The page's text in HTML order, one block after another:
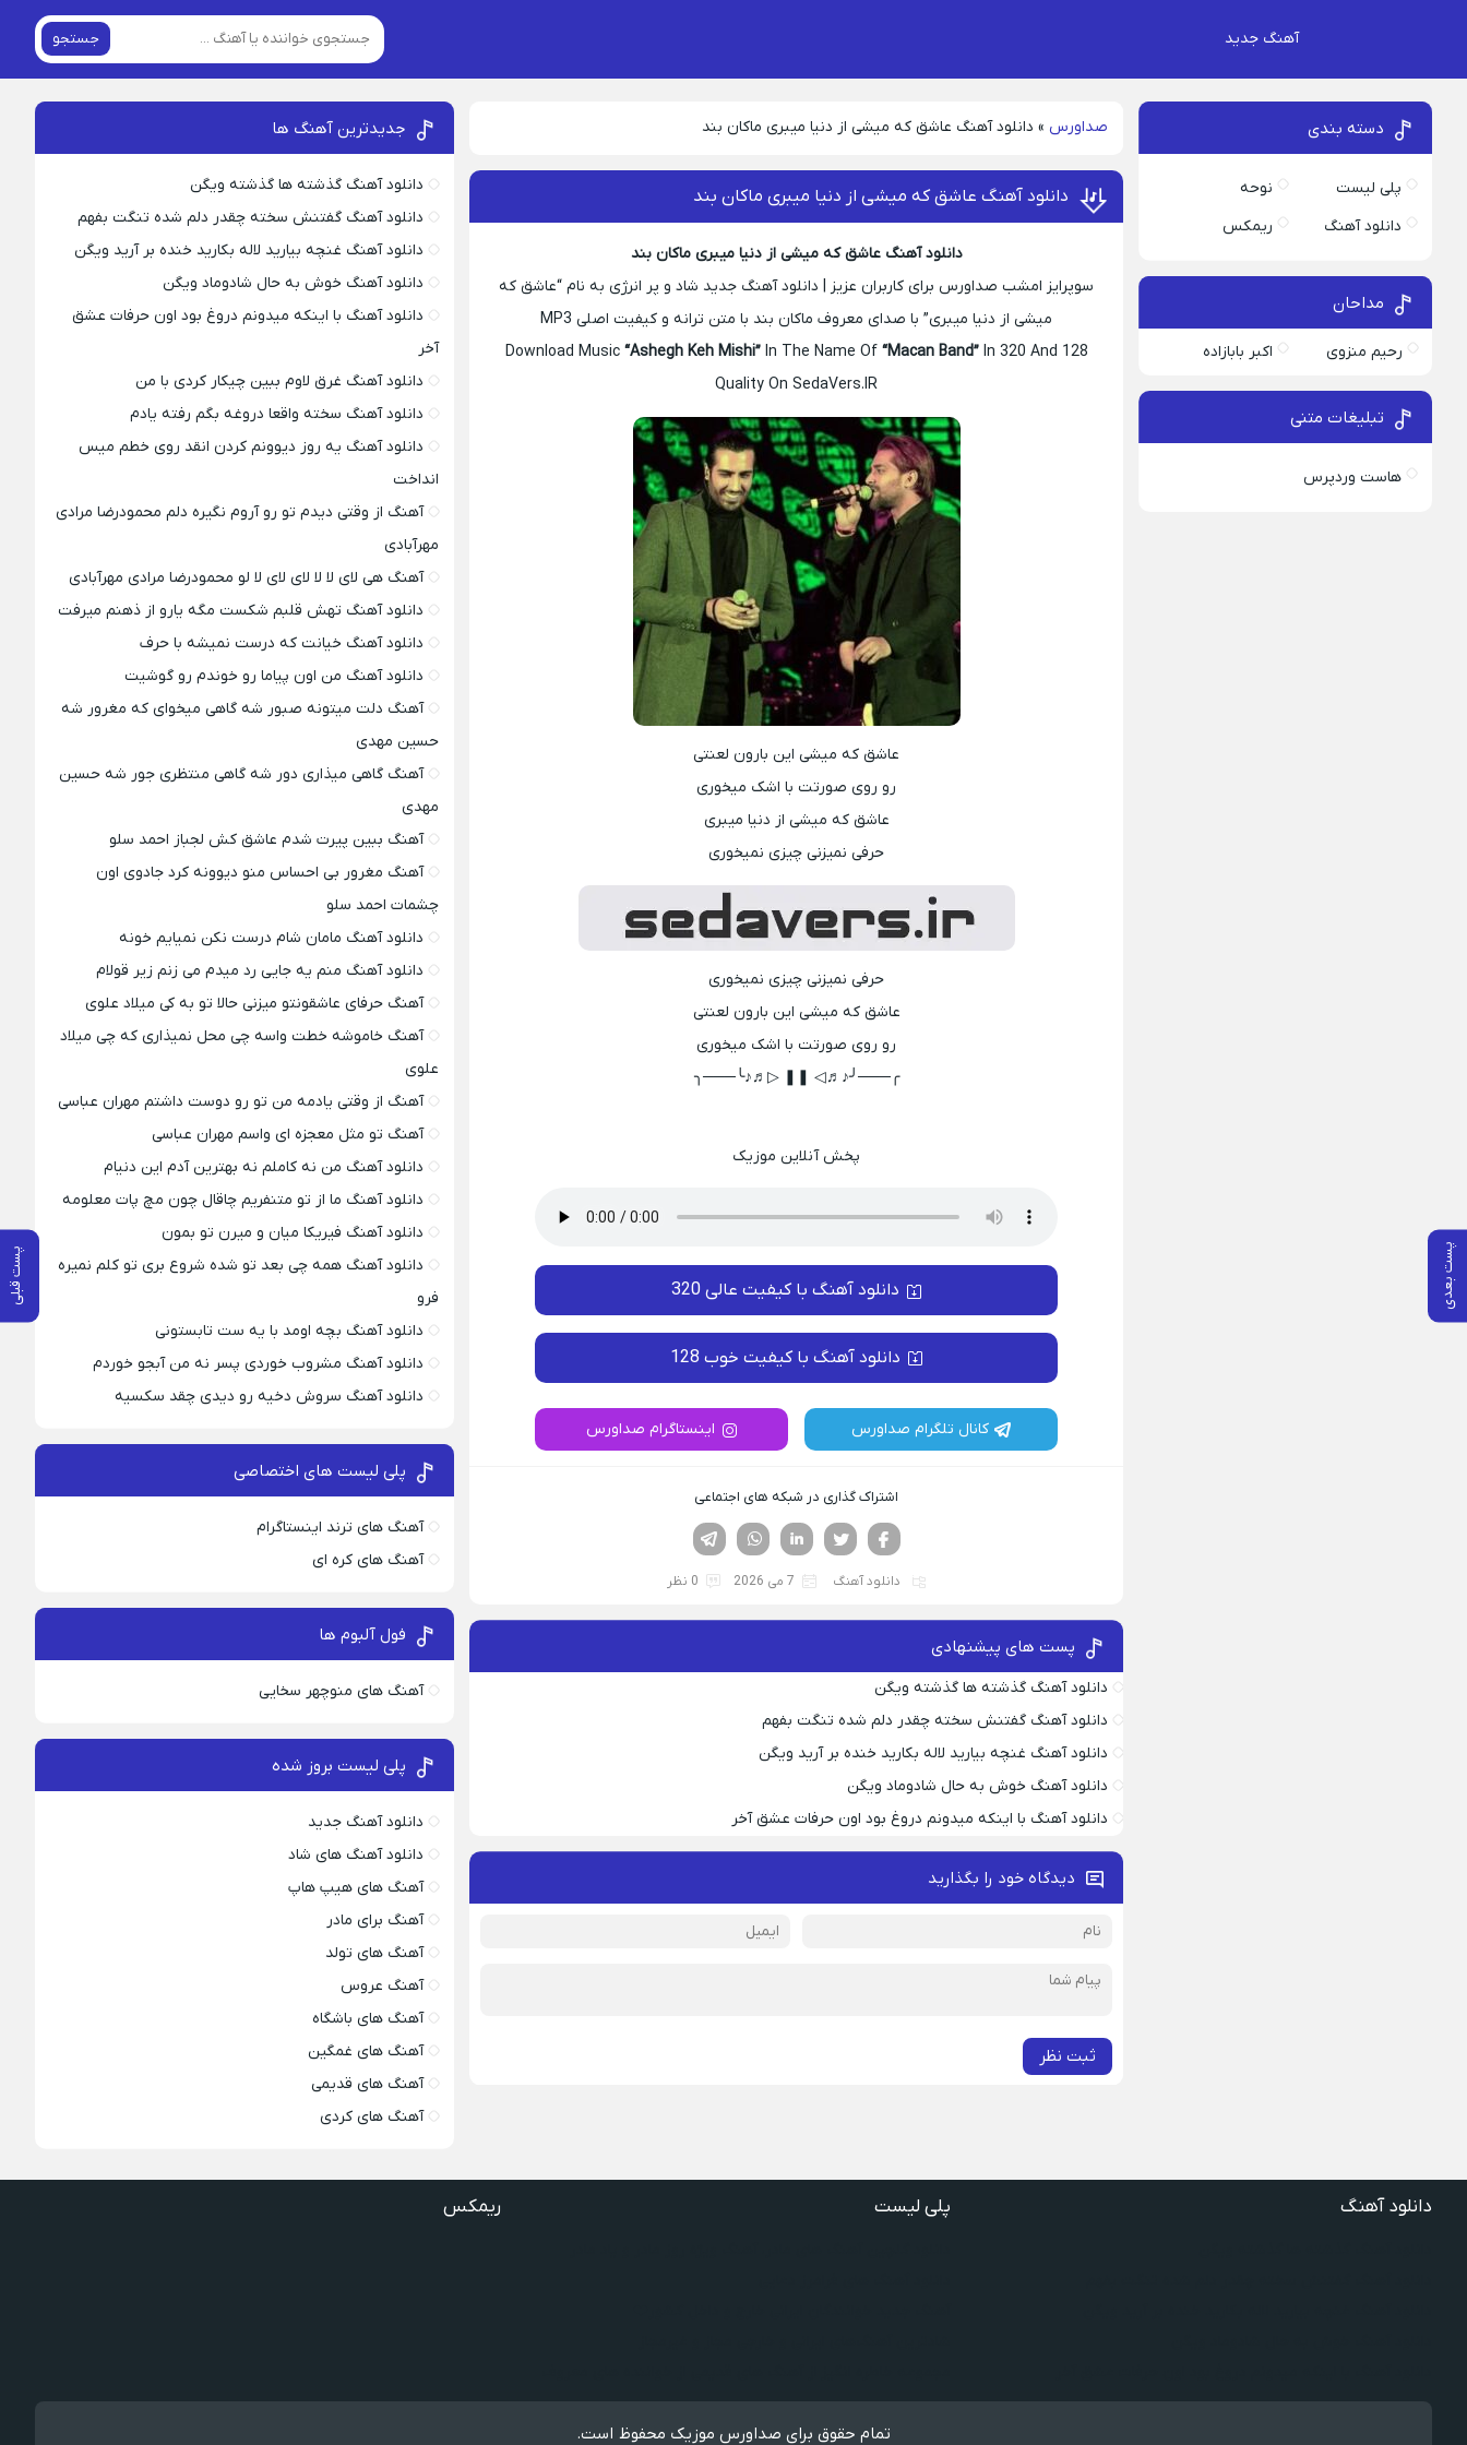
آهنگ جدید جستجو
صداورس » دانلود آهنگ عاشق که میشی از دنیا میبری ماکان بند
پست بعدی پست قبلی
دانلود آهنگ عاشق که میشی از دنیا میبری ماکان بند
دانلود آهنگ عاشق که میشی از دنیا میبری ماکان بند
سوپرایز امشب صداورس برای کاربران عزیز | دانلود آهنگ جدید شاد و پر انرژی به نام “عاشق که
میشی از دنیا میبری” با صدای معروف ماکان بند با متن ترانه و کیفیت اصلی MP3
Download Music “Ashegh Keh Mishi”In The Name Of “Macan Band”In 320 And 128
Quality On SedaVers.IR
عاشق که میشی این بارون لعنتی
رو روی صورتت با اشک میخوری
عاشق که میشی از دنیا میبری
حرفی نمیزنی چیزی نمیخوری
حرفی نمیزنی چیزی نمیخوری
عاشق که میشى این بارون لعنتی
رو روی صورتت با اشک میخوری
╭───╯♪♬◁ ❚❚ ▷♬♪╰───╮
پخش آنلاین موزیک
دانلود آهنگ با کیفیت عالی 320
دانلود آهنگ با کیفیت خوب 128
کانال تلگرام صداورس اینستاگرام صداورس
اشتراک گذاری در شبکه های اجتماعی
لینکدین تویتر
فیسوک
دانلود آهنگ 7 می 2026 0 نظر
پست های پیشنهادی
دانلود آهنگ گذشته ها گذشته ویگن
دانلود آهنگ گفتنش سخته چقدر دلم شده تنگت بفهم
دانلود آهنگ غنچه بیارید لاله بکارید خنده بر آرید ویگن
دانلود آهنگ خوش به حال شادوماد ویگن
دانلود آهنگ با اینکه میدونم دروغ بود اون حرفات عشق آخر
دیدگاه خود را بگذارید
ثبت نظر
دسته بندی
پلی لیست
نوحه
دانلود آهنگ
ریمکس
مداحان
رحیم منزوی اکبر بابازاده
تبلیغات متنی
هاست وردپرس
جدیدترین آهنگ ها
دانلود آهنگ گذشته ها گذشته ویگن
دانلود آهنگ گفتنش سخته چقدر دلم شده تنگت بفهم
دانلود آهنگ غنچه بیارید لاله بکارید خنده بر آرید ویگن
دانلود آهنگ خوش به حال شادوماد ویگن
دانلود آهنگ با اینکه میدونم دروغ بود اون حرفات عشق
آخر
دانلود آهنگ غرق لاوم ببین چیکار کردی با من
دانلود آهنگ سخته واقعا دروغه بگم رفته یادم
دانلود آهنگ یه روز دیوونم کردن انقد روی خطم میس
انداخت
آهنگ از وقتی دیدم تو رو آروم نگیره دلم محمودرضا مرادی
مهرآبادی
آهنگ هی لای لا لا لای لای لا لو محمودرضا مرادی مهرآبادی
دانلود آهنگ تهش قلبم شکست مگه یارو از ذهنم میرفت
دانلود آهنگ خیانت که درست نمیشه با حرف
دانلود آهنگ من اون پیاما رو خوندم رو گوشیت
آهنگ دلت میتونه صبور شه گاهی میخوای که مغرور شه
حسین مهدی
آهنگ گاهی میذاری دور شه گاهی منتظری جور شه حسین
مهدی
آهنگ ببین پیرت شدم عاشق کش لجباز احمد سلو
آهنگ مغرور بی احساس منو دیوونه کرد جادوی اون
چشمات احمد سلو
دانلود آهنگ مامان شام درست نکن نمیایم خونه
دانلود آهنگ منم یه جایی رد میدم می زنم زیر قولام
آهنگ حرفای عاشقونتو میزنی حالا تو به کی میلاد علوی
آهنگ خاموشه خطت واسه چی محل نمیذاری که چی میلاد
علوی
آهنگ از وقتی یادمه من تو رو دوست داشتم مهران عباسی
آهنگ تو مثل معجزه ای واسم مهران عباسی
دانلود آهنگ من نه کاملم نه بهترین آدم این دنیام
دانلود آهنگ ما از تو متنفریم چاقال چون مچ پات معلومه
دانلود آهنگ فیریکا میان و میرن تو بمون
دانلود آهنگ همه چی بعد تو شده شروع بری تو کلم نمیره
فرو
دانلود آهنگ بچه اومد با یه ست تابستونی
دانلود آهنگ مشروب خوردی پسر نه من آبجو خوردم
دانلود آهنگ سروش دخیه رو دیدی چقد سکسیه
پلی لیست های اختصاصی
آهنگ های ترند اینستاگرام
آهنگ های کره ای
فول آلبوم ها
آهنگ های منوچهر سخایی
پلی لیست بروز شده
دانلود آهنگ جدید
دانلود آهنگ های شاد
آهنگ های هیپ هاپ
آهنگ برای مادر
آهنگ های تولد
آهنگ عروس
آهنگ های باشگاه
آهنگ های غمگین
آهنگ های قدیمی
آهنگ های کردی
دانلود آهنگ پلی لیست ریمکس
تمام حقوق برای صداورس موزیک محفوظ است.